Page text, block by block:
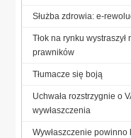
Służba zdrowia: e-
Tłok na rynku wystraszył
prawników
Tłumacze się boją
Uchwała rozstrzygnie o
wywłaszczenia
Wywłaszczenie powinno